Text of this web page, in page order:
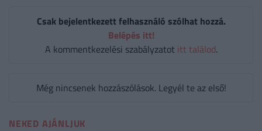
Csak bejelentkezett felhasználó szólhat hozzá.
Belépés itt!
A kommentkezelési szabályzatot itt találod.
Még nincsenek hozzászólások. Legyél te az első!
NEKED AJÁNLJUK